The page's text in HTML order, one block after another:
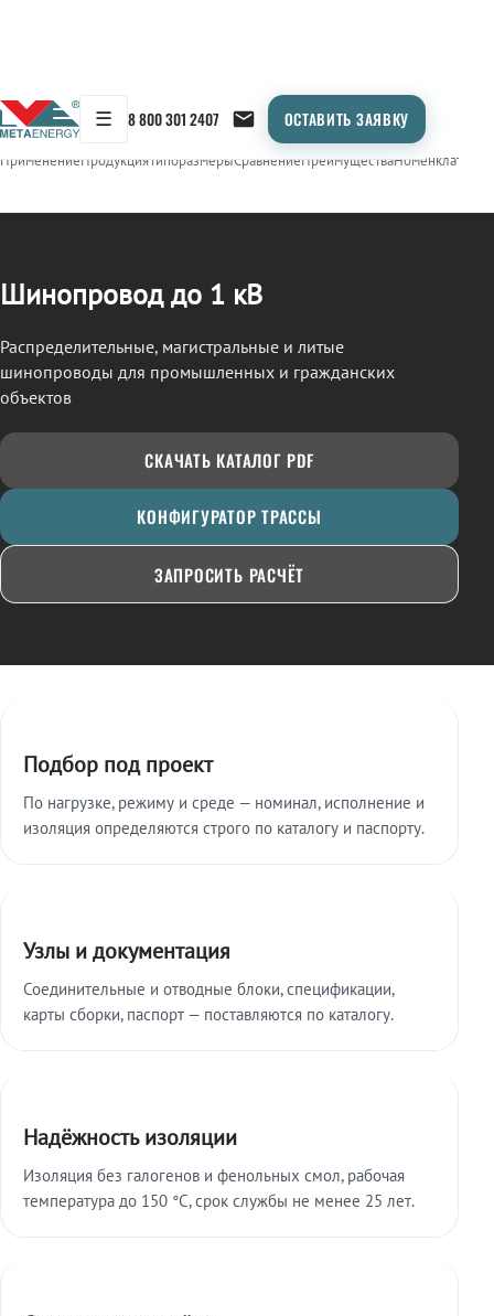
☰ 8 800 301 2407 ОСТАВИТЬ ЗАЯВКУ
← Продукция/ШИНОПРОВОД
ПрименениеПродукцияТипоразмерыСравнениеПреимуществаНоменклатура
Шинопровод до 1 кВ
Распределительные, магистральные и литые
шинопроводы для промышленных и гражданских
объектов
СКАЧАТЬ КАТАЛОГ PDF
КОНФИГУРАТОР ТРАССЫ
ЗАПРОСИТЬ РАСЧЁТ
Подбор под проект
По нагрузке, режиму и среде — номинал, исполнение и
изоляция определяются строго по каталогу и паспорту.
Узлы и документация
Соединительные и отводные блоки, спецификации,
карты сборки, паспорт — поставляются по каталогу.
Надёжность изоляции
Изоляция без галогенов и фенольных смол, рабочая
температура до 150 °C, срок службы не менее 25 лет.